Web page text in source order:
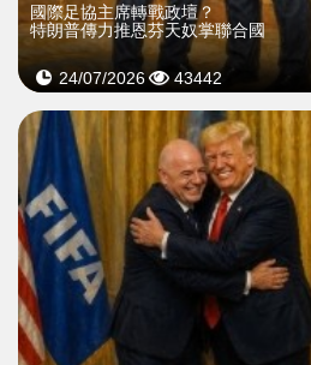
國際足協主席轉戰政壇？
特朗普傳力推恩芬天奴掌聯合國
24/07/2026 43442